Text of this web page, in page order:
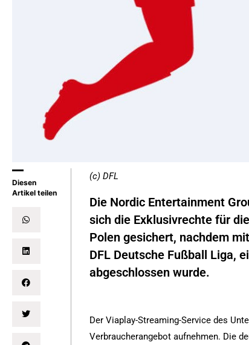
Diesen
Artikel teilen
(c) DFL
Die Nordic Entertainment
sich die Exklusivrechte für
Polen gesichert, nachdem
DFL Deutsche Fußball Liga,
abgeschlossen wurde.
Der Viaplay-Streaming-Service des
Verbraucherangebot aufnehmen. Die